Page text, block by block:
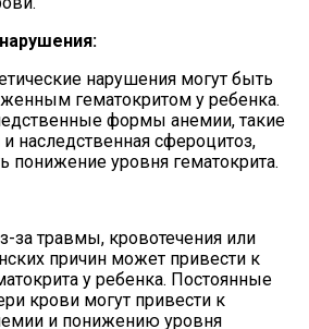
нарушения могут быть
гематокритом у ребенка.
формы анемии, такие
и наследственная сфероцитоз,
понижение уровня гематокрита.
за травмы, кровотечения или
причин может привести к
у ребенка. Постоянные
крови могут привести к
и понижению уровня